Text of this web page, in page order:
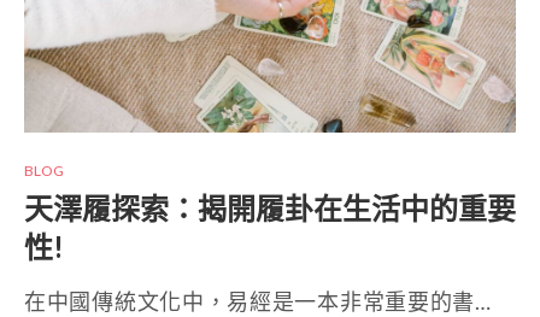
BLOG
天澤履探索：揭開履卦在生活中的重要
性!
在中國傳統文化中，易經是一本非常重要的書…